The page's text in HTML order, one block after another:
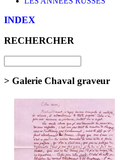
INDEX
RECHERCHER
> Galerie Chaval graveur